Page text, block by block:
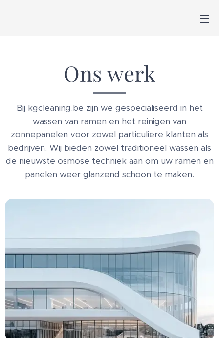
Ons werk
Bij kgcleaning.be zijn we gespecialiseerd in het
wassen van ramen en het reinigen van
zonnepanelen voor zowel particuliere klanten als
bedrijven. Wij bieden zowel traditioneel wassen als
de nieuwste osmose techniek aan om uw ramen en
panelen weer glanzend schoon te maken.